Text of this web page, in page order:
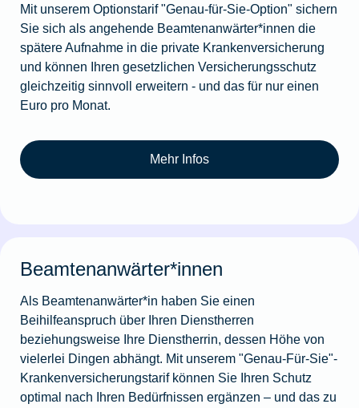
Mit unserem Optionstarif "Genau-für-Sie-Option" sichern
Sie sich als angehende Beamtenanwärter*innen die
spätere Aufnahme in die private Krankenversicherung
und können Ihren gesetzlichen Versicherungsschutz
gleichzeitig sinnvoll erweitern - und das für nur einen
Euro pro Monat.
Mehr Infos
Beamtenanwärter*innen
Als Beamtenanwärter*in haben Sie einen
Beihilfeanspruch über Ihren Dienstherren
beziehungsweise Ihre Dienstherrin, dessen Höhe von
vielerlei Dingen abhängt. Mit unserem "Genau-Für-Sie"-
Krankenversicherungstarif können Sie Ihren Schutz
optimal nach Ihren Bedürfnissen ergänzen – und das zu